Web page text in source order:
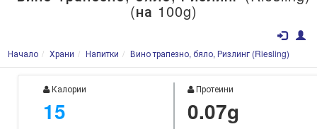
(на 100g)
Начало Храни Напитки Вино трапезно, бяло, Ризлинг (Riesling)
Калории
15
Протеини
0.07g